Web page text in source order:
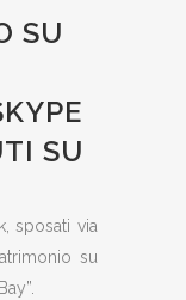
SU
SU
sposati via
su